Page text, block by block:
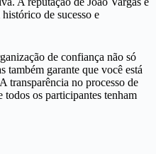
de sucesso e
de confiança não só
também garante que você está
transparência no processo de
todos os participantes tenham